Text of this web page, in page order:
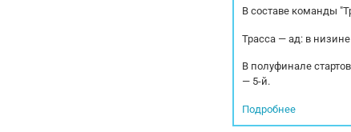
В составе команды
Трасса — ад: в
В полуфинале
— 5-й.
Подробнее